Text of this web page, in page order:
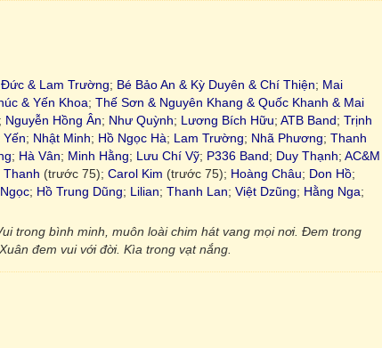
& Lam Trường; Bé Bảo An & Kỳ Duyên & Chí Thiện; Mai
& Yến Khoa; Thế Sơn & Nguyên Khang & Quốc Khanh & Mai
; Nguyễn Hồng Ân; Như Quỳnh; Lương Bích Hữu; ATB Band; Trịnh
Yến; Nhật Minh; Hồ Ngọc Hà; Lam Trường; Nhã Phương; Thanh
; Hà Vân; Minh Hằng; Lưu Chí Vỹ; P336 Band; Duy Thạnh; AC&M
Thanh (trước 75); Carol Kim (trước 75); Hoàng Châu; Don Hồ;
; Hồ Trung Dũng; Lilian; Thanh Lan; Việt Dzũng; Hằng Nga;
trong bình minh, muôn loài chim hát vang mọi nơi. Đem trong
đem vui với đời. Kìa trong vạt nắng.